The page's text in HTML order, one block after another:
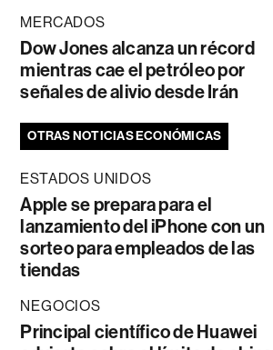
MERCADOS
Dow Jones alcanza un récord
mientras cae el petróleo por
señales de alivio desde Irán
OTRAS NOTICIAS ECONÓMICAS
ESTADOS UNIDOS
Apple se prepara para el
lanzamiento del iPhone con un
sorteo para empleados de las
tiendas
NEGOCIOS
Principal científico de Huawei